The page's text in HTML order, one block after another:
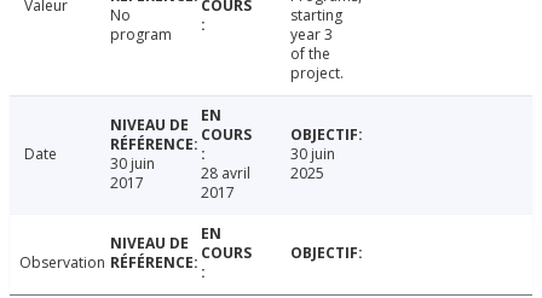
Valeur
No
program
starting
year 3
of the
project.
Date
30 juin
2017
28 avril
2017
30 juin
2025
Observation